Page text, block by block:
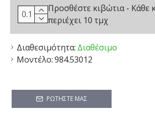
Προσθέστε κιβώτια - Κάθε
περιέχει 10 τμχ
Διαθεσιμότητα: Διαθέσιμο
Μοντέλο:984.53012
ΡΩΤΉΣΤΕ ΜΑΣ